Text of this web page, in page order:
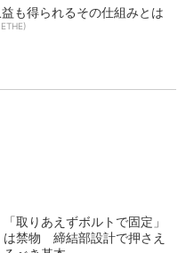
も得られるその仕組みとは
「取りあえずボルトで固定」
は禁物 締結部設計で押さえ